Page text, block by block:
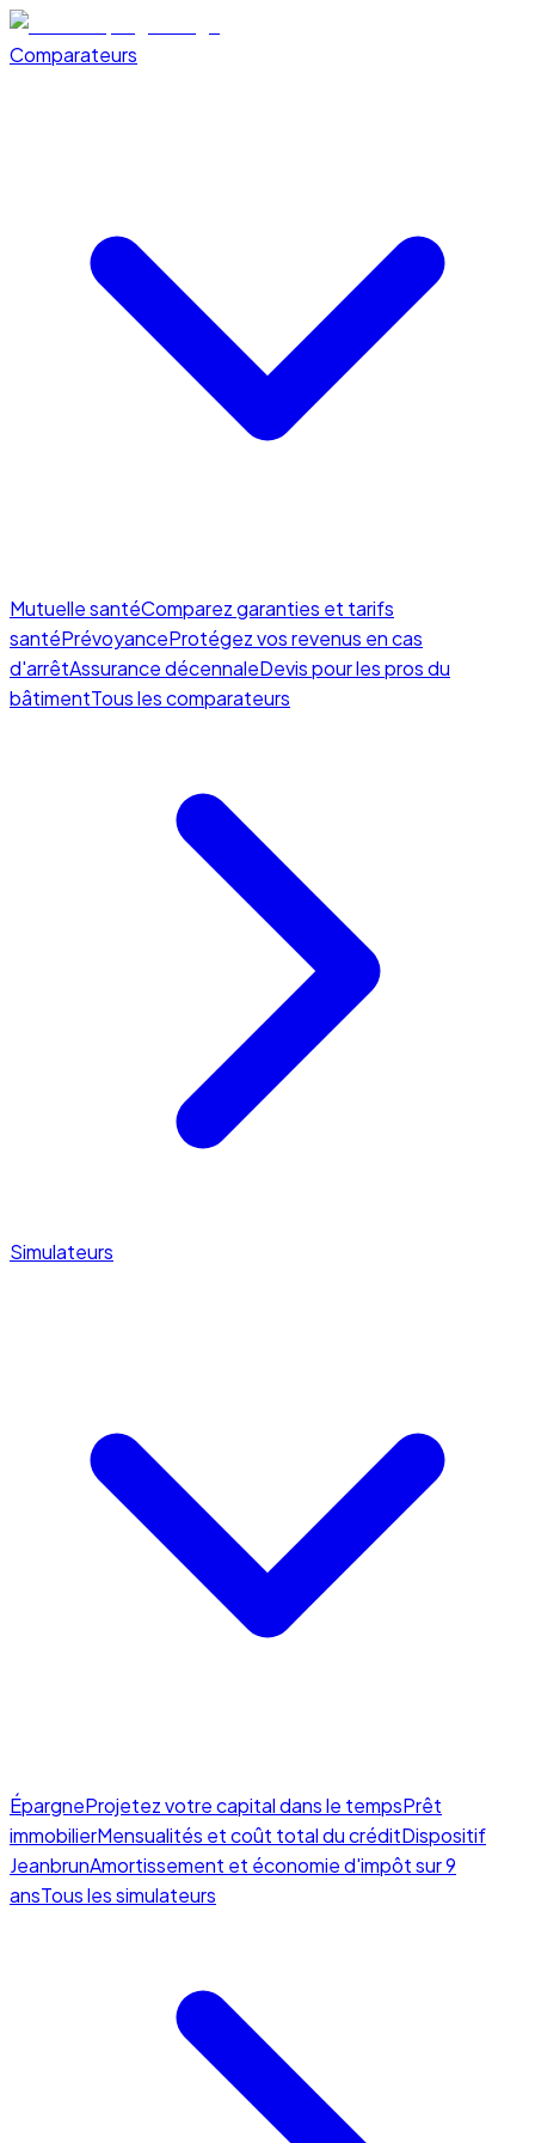
Comparateurs
Mutuelle santéComparez garanties et tarifs
santéPrévoyanceProtégez vos revenus en cas
d'arrêtAssurance décennaleDevis pour les pros du
bâtimentTous les comparateurs
Simulateurs
ÉpargneProjetez votre capital dans le tempsPrêt
immobilierMensualités et coût total du créditDispositif
JeanbrunAmortissement et économie d'impôt sur 9
ansTous les simulateurs